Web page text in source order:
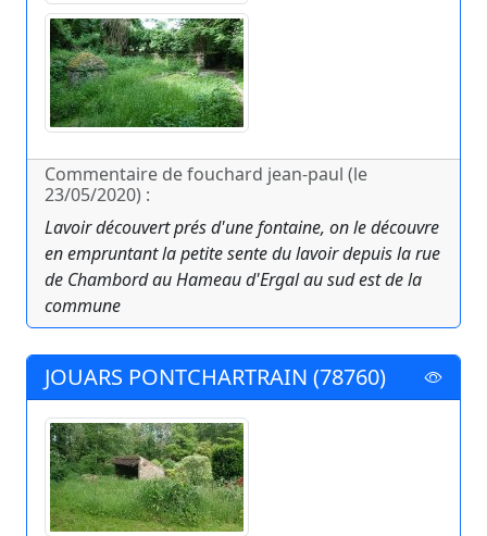
Commentaire de fouchard jean-paul (le
23/05/2020) :
Lavoir découvert prés d'une fontaine, on le découvre
en empruntant la petite sente du lavoir depuis la rue
de Chambord au Hameau d'Ergal au sud est de la
commune
JOUARS PONTCHARTRAIN (78760)